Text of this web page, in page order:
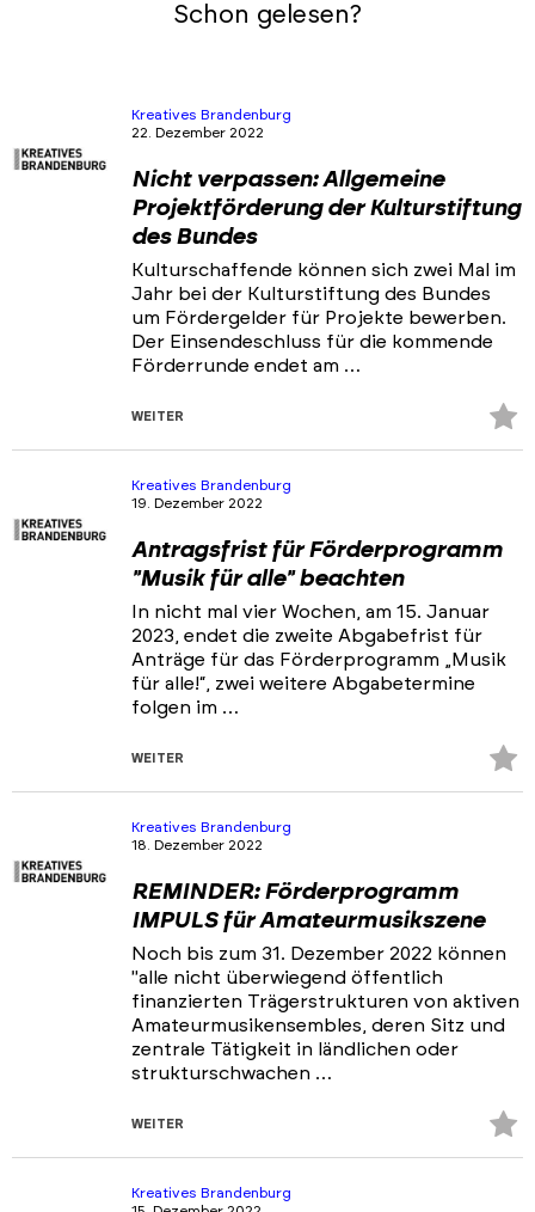
Schon gelesen?
Kreatives Brandenburg
22. Dezember 2022
Nicht verpassen: Allgemeine
Projektförderung der Kulturstiftung
des Bundes
Kulturschaffende können sich zwei Mal im
Jahr bei der Kulturstiftung des Bundes
um Fördergelder für Projekte bewerben.
Der Einsendeschluss für die kommende
Förderrunde endet am …
WEITER
Kreatives Brandenburg
19. Dezember 2022
Antragsfrist für Förderprogramm
"Musik für alle" beachten
In nicht mal vier Wochen, am 15. Januar
2023, endet die zweite Abgabefrist für
Anträge für das Förderprogramm „Musik
für alle!“, zwei weitere Abgabetermine
folgen im …
WEITER
Kreatives Brandenburg
18. Dezember 2022
REMINDER: Förderprogramm
IMPULS für Amateurmusikszene
Noch bis zum 31. Dezember 2022 können
"alle nicht überwiegend öffentlich
finanzierten Trägerstrukturen von aktiven
Amateurmusikensembles, deren Sitz und
zentrale Tätigkeit in ländlichen oder
strukturschwachen …
WEITER
Kreatives Brandenburg